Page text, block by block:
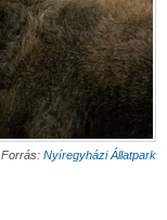
Forrás: Nyíregyházi Állatpark